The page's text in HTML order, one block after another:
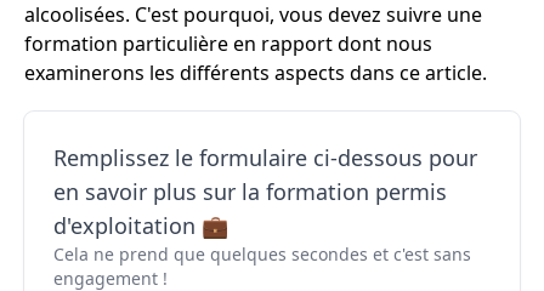
alcoolisées. C'est pourquoi, vous devez suivre une
formation particulière en rapport dont nous
examinerons les différents aspects dans ce article.
Remplissez le formulaire ci-dessous pour
en savoir plus sur la formation permis
d'exploitation 💼
Cela ne prend que quelques secondes et c'est sans
engagement !